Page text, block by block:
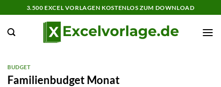
Inhalt
springen
3.500 EXCEL VORLAGEN KOSTENLOS ZUM DOWNLOAD
BUDGET
Familienbudget Monat